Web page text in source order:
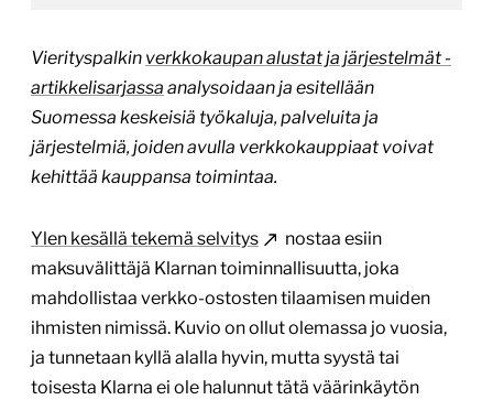
Vierityspalkin verkkokaupan alustat ja järjestelmät -
artikkelisarjassa analysoidaan ja esitellään
Suomessa keskeisiä työkaluja, palveluita ja
järjestelmiä, joiden avulla verkkokauppiaat voivat
kehittää kauppansa toimintaa.
Ylen kesällä tekemä selvitys
nostaa esiin
maksuvälittäjä Klarnan toiminnallisuutta, joka
mahdollistaa verkko-ostosten tilaamisen muiden
ihmisten nimissä. Kuvio on ollut olemassa jo vuosia,
ja tunnetaan kyllä alalla hyvin, mutta syystä tai
toisesta Klarna ei ole halunnut tätä väärinkäytön